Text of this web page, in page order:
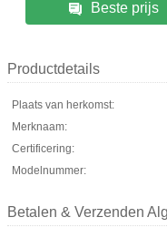
Beste prijs
Productdetails
Plaats van herkomst:
Merknaam:
Certificering:
Modelnummer:
Betalen & Verzenden